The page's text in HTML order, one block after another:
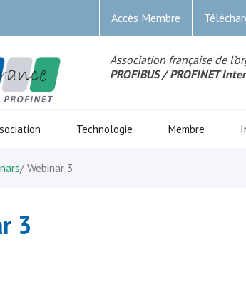
Accès Membre
Association française de
PROFIBUS / PROFINET
Technologie Membre
/ Webinar 3
3